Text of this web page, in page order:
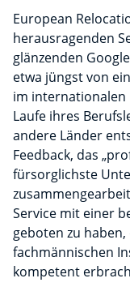
European
herausragenden
glänzenden
etwa jüngst von
im internationalen
Laufe ihres
andere Länder
Feedback, das
fürsorglichste
Service mit einer
geboten zu
fachmännischen
kompetent